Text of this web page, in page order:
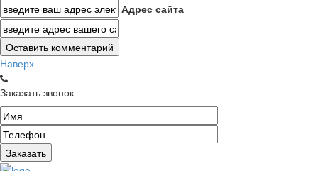
Адрес сайта
Наверх
Заказать звонок